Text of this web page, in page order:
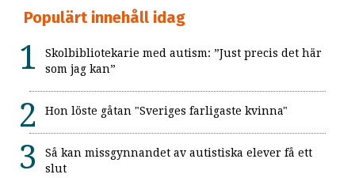
Populärt innehåll idag
Skolbibliotekarie med autism: ”Just precis det här
som jag kan”
Hon löste gåtan "Sveriges farligaste kvinna"
Så kan missgynnandet av autistiska elever få ett
slut